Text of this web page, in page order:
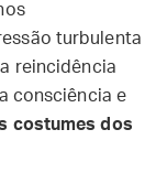
turbulenta
reincidência
consciência e
costumes dos